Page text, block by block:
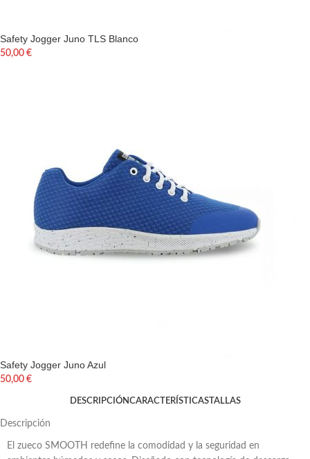
Safety Jogger Juno TLS Blanco
50,00 €
Safety Jogger Juno Azul
50,00 €
DESCRIPCIÓNCARACTERÍSTICASTALLAS
Descripción
El zueco SMOOTH redefine la comodidad y la seguridad en